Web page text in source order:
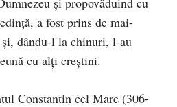
a fost prins de mai-
dându-l la chinuri, l-au
cu alţi creştini.
Constantin cel Mare (306-